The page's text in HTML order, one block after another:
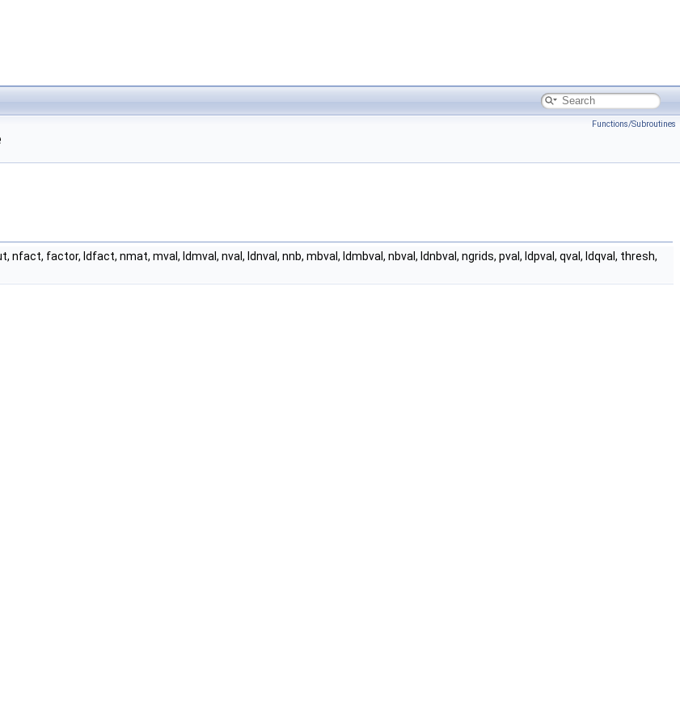
Functions/Subroutines
nfact, factor, ldfact, nmat, mval, ldmval, nval, ldnval, nnb, mbval, ldmbval, nbval, ldnbval, ngrids, pval, ldpval, qval, ldqval, thresh,